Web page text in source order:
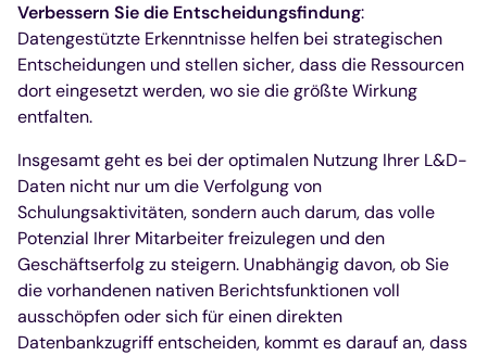
Verbessern Sie die Entscheidungsfindung:
Datengestützte Erkenntnisse helfen bei strategischen
Entscheidungen und stellen sicher, dass die Ressourcen
dort eingesetzt werden, wo sie die größte Wirkung
entfalten.
Insgesamt geht es bei der optimalen Nutzung Ihrer L&D-
Daten nicht nur um die Verfolgung von
Schulungsaktivitäten, sondern auch darum, das volle
Potenzial Ihrer Mitarbeiter freizulegen und den
Geschäftserfolg zu steigern. Unabhängig davon, ob Sie
die vorhandenen nativen Berichtsfunktionen voll
ausschöpfen oder sich für einen direkten
Datenbankzugriff entscheiden, kommt es darauf an, dass